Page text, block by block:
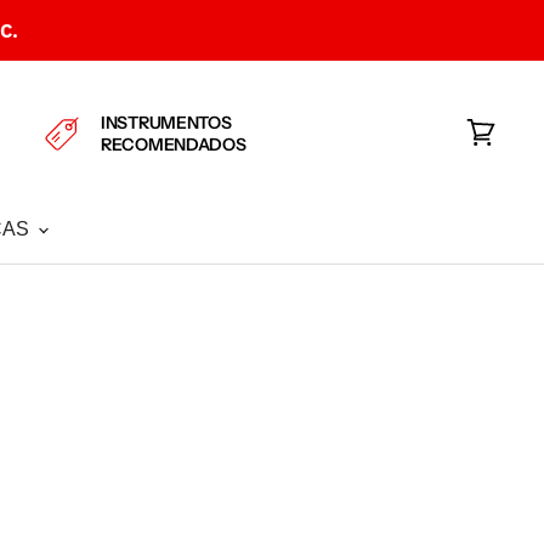
INSTRUMENTOS
RECOMENDADOS